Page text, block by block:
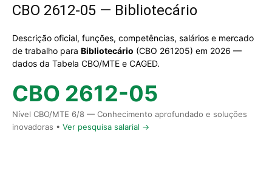
CBO 2612-05 — Bibliotecário
Descrição oficial, funções, competências, salários e mercado
de trabalho para Bibliotecário (CBO 261205) em 2026 —
dados da Tabela CBO/MTE e CAGED.
CBO 2612-05
Nível CBO/MTE 6/8 — Conhecimento aprofundado e soluções
inovadoras • Ver pesquisa salarial →